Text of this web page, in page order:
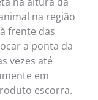
na região
frente das
a ponta da
vezes até
em
escorra.